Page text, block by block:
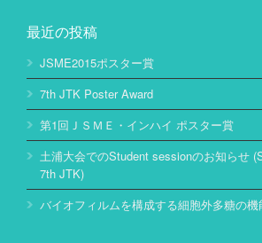
最近の投稿
JSME2015ポスター賞
7th JTK Poster Award
第1回ＪＳＭＥ・インハイ ポスター賞
土浦大会でのStudent sessionのお知らせ
7th JTK)
バイオフィルムを構成する細胞外多糖の機